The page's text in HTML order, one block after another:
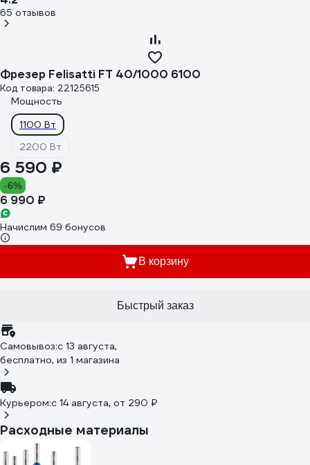
65 отзывов
Фрезер Felisatti FT 40/1000 6100
Код товара: 22125615
Мощность
1100 Вт
2200 Вт
6 590 ₽
-6%
6 990 ₽
Начислим 69 бонусов
В корзину
Быстрый заказ
Самовывоз:c 13 августа,
бесплатно, из 1 магазина
Курьером:c 14 августа, от 290 ₽
Расходные материалы